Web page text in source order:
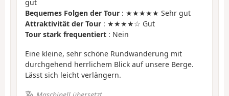
gut
Bequemes Folgen der Tour : ★★★★★ Sehr gut
Attraktivität der Tour : ★★★★☆ Gut
Tour stark frequentiert : Nein
Eine kleine, sehr schöne Rundwanderung mit
durchgehend herrlichem Blick auf unsere Berge.
Lässt sich leicht verlängern.